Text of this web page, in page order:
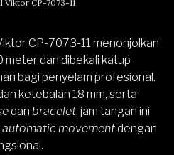
Viktor CP-7073-11
CP-7073-11 menonjolkan
meter dan dibekali katup
bagi penyelam profesional.
ketebalan 18 mm, serta
dan bracelet, jam tangan ini
automatic movementdengan